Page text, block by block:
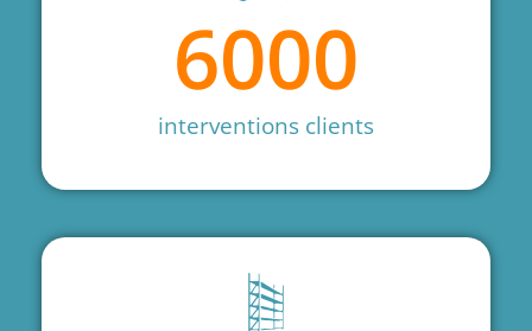
interventions clients
6000